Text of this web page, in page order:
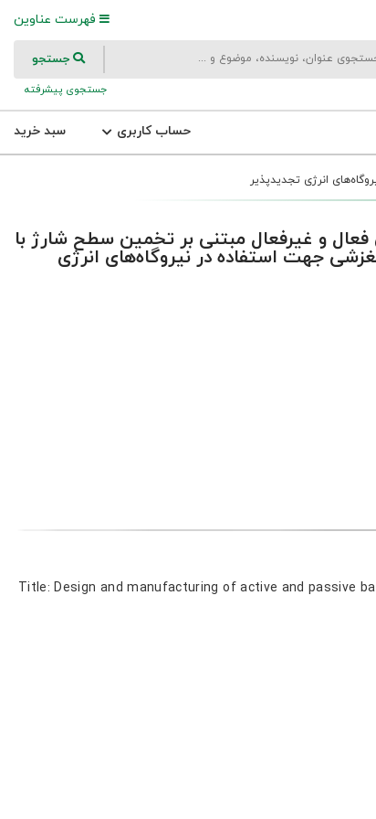
فهرست عناوین
جستجو
جستجوی پیشرفته
حساب کاربری سبد خرید
انرژی تجدیدپذیر
و غیرفعال مبتنی بر تخمین سطح شارژ با
جهت استفاده در نیروگاه‌‏های انرژی
Title: Design and manufacturing of active and passive